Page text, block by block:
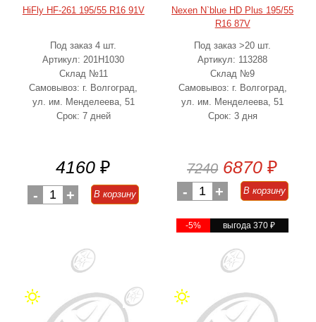
HiFly HF-261 195/55 R16 91V
Под заказ 4 шт.
Артикул: 201H1030
Склад №11
Самовывоз: г. Волгоград,
ул. им. Менделеева, 51
Срок: 7 дней
4160 ₽
- 1 + В корзину
Nexen N`blue HD Plus 195/55
R16 87V
Под заказ >20 шт.
Артикул: 113288
Склад №9
Самовывоз: г. Волгоград,
ул. им. Менделеева, 51
Срок: 3 дня
7240 6870 ₽
- 1 + В корзину
-5% выгода 370₽